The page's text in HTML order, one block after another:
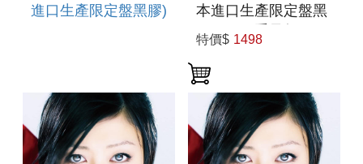
進口生產限定盤黑膠)
本進口生產限定盤黑
LP(180G重量盤))
特價$ 1498